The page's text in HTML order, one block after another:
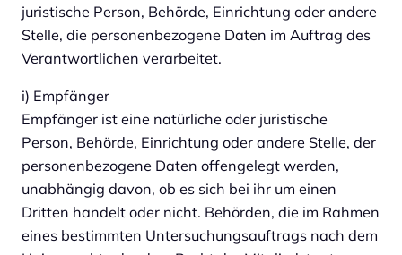
juristische Person, Behörde, Einrichtung oder andere
Stelle, die personenbezogene Daten im Auftrag des
Verantwortlichen verarbeitet.
i) Empfänger
Empfänger ist eine natürliche oder juristische
Person, Behörde, Einrichtung oder andere Stelle, der
personenbezogene Daten offengelegt werden,
unabhängig davon, ob es sich bei ihr um einen
Dritten handelt oder nicht. Behörden, die im Rahmen
eines bestimmten Untersuchungsauftrags nach dem